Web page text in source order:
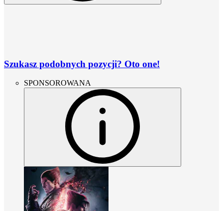
Szukasz podobnych pozycji? Oto one!
SPONSOROWANA